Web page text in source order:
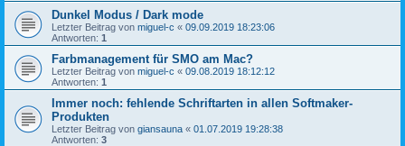
Dunkel Modus / Dark mode
Letzter Beitrag von miguel-c « 09.09.2019 18:23:06
Antworten: 1
Farbmanagement für SMO am Mac?
Letzter Beitrag von miguel-c « 09.08.2019 18:12:12
Antworten: 1
Immer noch: fehlende Schriftarten in allen Softmaker-
Produkten
Letzter Beitrag von giansauna « 01.07.2019 19:28:38
Antworten: 3